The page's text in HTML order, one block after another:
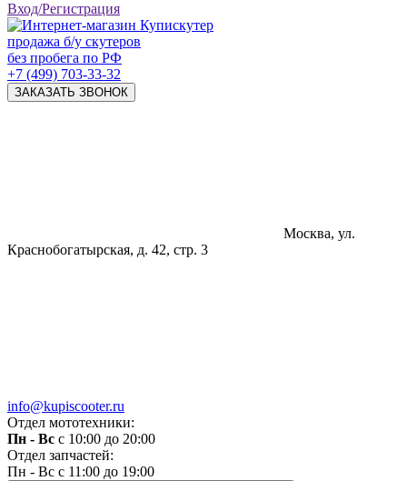
Вход/Регистрация
продажа б/у скутеров
без пробега по РФ
+7 (499) 703-33-32
ЗАКАЗАТЬ ЗВОНОК
Москва, ул.
Краснобогатырская, д. 42, стр. 3
info@kupiscooter.ru
Отдел мототехники:
Пн - Вс с 10:00 до 20:00
Отдел запчастей:
Пн - Вс с 11:00 до 19:00